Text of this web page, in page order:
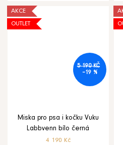
AKCE
OUTLET
5 190 KČ
–19 %
Miska pro psa i kočku Vuku
Labbvenn bílo černá
4 190 Kč